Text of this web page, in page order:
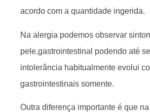
acordo com a quantidade ingerida.
Na alergia podemos observar
pele,gastrointestinal podendo até
intolerância habitualmente evolui
gastrointestinais somente.
Outra diferença importante é que